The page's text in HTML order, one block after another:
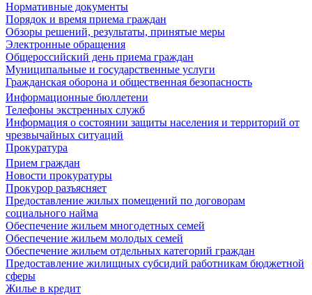
Нормативные документы
Порядок и время приема граждан
Обзоры решений, результаты, принятые меры
Электронные обращения
Общероссийский день приема граждан
Муниципальные и государственные услуги
Гражданская оборона и общественная безопасность
Информационные бюллетени
Телефоны экстренных служб
Информация о состоянии защиты населения и территорий от
чрезвычайных ситуаций
Прокуратура
Прием граждан
Новости прокуратуры
Прокурор разъясняет
Предоставление жилых помещений по договорам
социального найма
Обеспечение жильем многодетных семей
Обеспечение жильем молодых семей
Обеспечение жильем отдельных категорий граждан
Предоставление жилищных субсидий работникам бюджетной
сферы
Жилье в кредит